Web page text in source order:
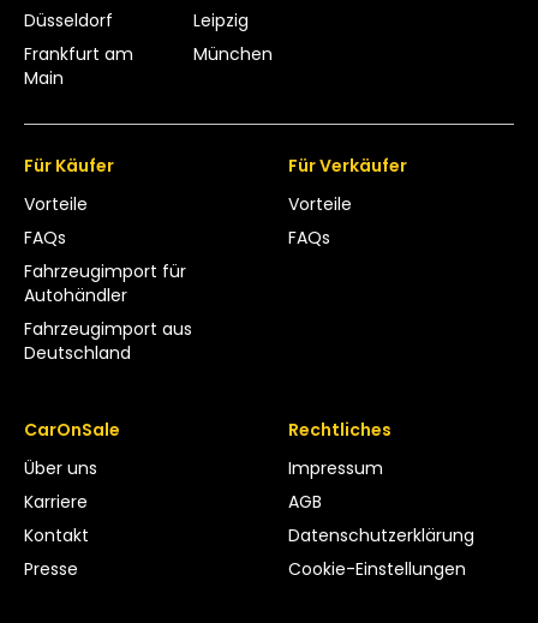
Düsseldorf
Frankfurt am
Main
Leipzig
München
Für Käufer
Vorteile
FAQs
Fahrzeugimport für
Autohändler
Fahrzeugimport aus
Deutschland
Für Verkäufer
Vorteile
FAQs
CarOnSale
Über uns
Karriere
Kontakt
Presse
Rechtliches
Impressum
AGB
Datenschutzerklärung
Cookie-Einstellungen